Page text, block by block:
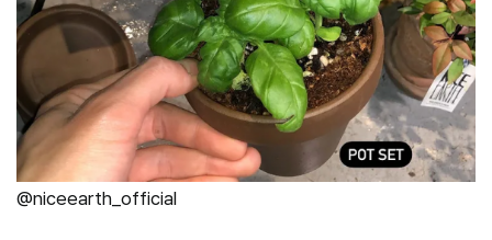
@niceearth_official